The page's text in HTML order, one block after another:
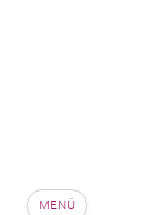
MENÜ